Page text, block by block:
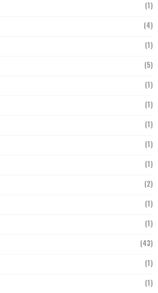
(1)
(4)
(1)
(5)
(1)
(1)
(1)
(1)
(1)
(2)
(1)
(1)
(43)
(1)
(1)